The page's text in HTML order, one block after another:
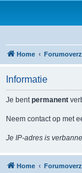
Home
Informatie
Je bentpermanent
Neem contact op met
Je IP-adres is
Home